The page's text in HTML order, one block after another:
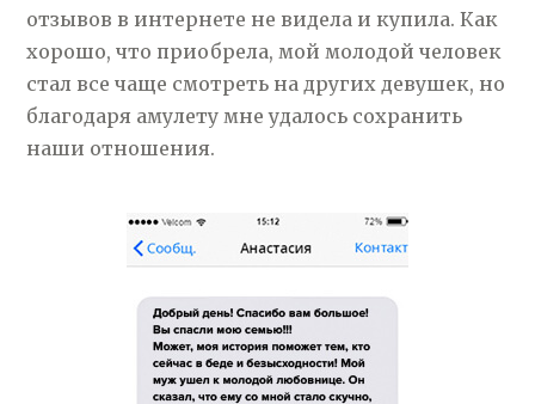
отзывов в интернете не видела и купила. Как
хорошо, что приобрела, мой молодой человек
стал все чаще смотреть на других девушек, но
благодаря амулету мне удалось сохранить
наши отношения.